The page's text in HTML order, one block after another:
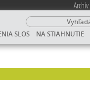
Archív
SLOS NA STIAHNUTIE